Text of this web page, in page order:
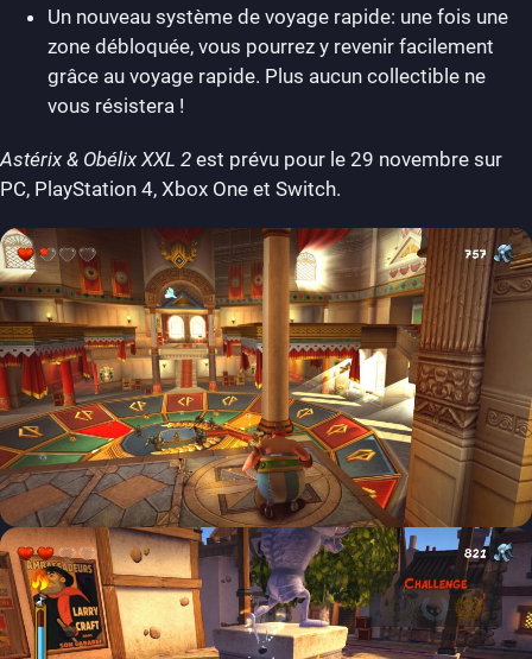
Un nouveau système de voyage rapide: une fois une
zone débloquée, vous pourrez y revenir facilement
grâce au voyage rapide. Plus aucun collectible ne
vous résistera !
Astérix & Obélix XXL 2 est prévu pour le 29 novembre sur
PC, PlayStation 4, Xbox One et Switch.